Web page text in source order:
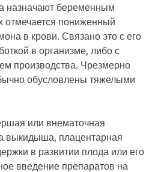
назначают беременным
пониженный
в крови. Связано это с его
в организме, либо с
производства. Чрезмерно
обусловлены тяжелыми
или внематочная
выкидыша, плацентарная
в развитии плода или его
введение препаратов на